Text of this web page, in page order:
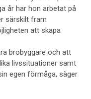
år har hon arbetat på
särskilt fram
att skapa
brobyggare och att
livssituationer samt
egen förmåga, säger